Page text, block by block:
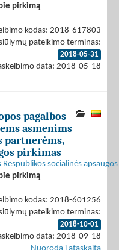
pirkimą
kodas: 2018-617803
pateikimo terminas:
2018-05-31
data: 2018-05-18
pagalbos
asmenims
partnerėms,
pirkimas
Respublikos socialinės
pirkimą
kodas: 2018-601256
pateikimo terminas:
2018-10-01
data: 2018-09-18